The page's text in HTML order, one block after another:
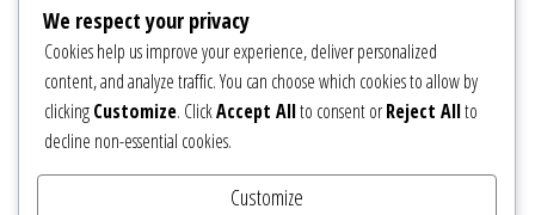
We respect your privacy
Cookies help us improve your experience, deliver personalized
content, and analyze traffic. You can choose which cookies to allow by
clickingCustomize. ClickAccept Allto consent orReject Allto
decline non-essential cookies.
Customize